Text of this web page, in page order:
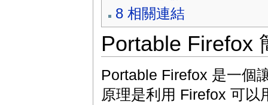
8 相關連結
Portable Firefox
Portable Firefox 是一個
原理是利用 Firefox 可